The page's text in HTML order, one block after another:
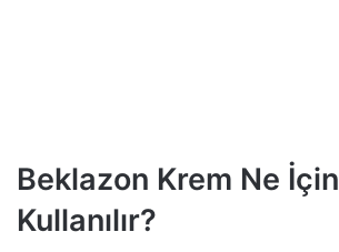
Beklazon Krem Ne İçin
Kullanılır?